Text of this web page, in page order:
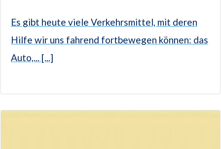
Es gibt heute viele Verkehrsmittel, mit deren
Hilfe wir uns fahrend fortbewegen können: das
Auto,... [...]